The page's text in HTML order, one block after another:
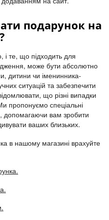
подарунок на
і те, що підходить для
може бути абсолютно
дитини чи іменинника-
ситуацій та забезпечити
що різні випадки
пропонуємо спеціальні
допомагаючи вам зробити
ваших близьких.
в нашому магазині врахуйте